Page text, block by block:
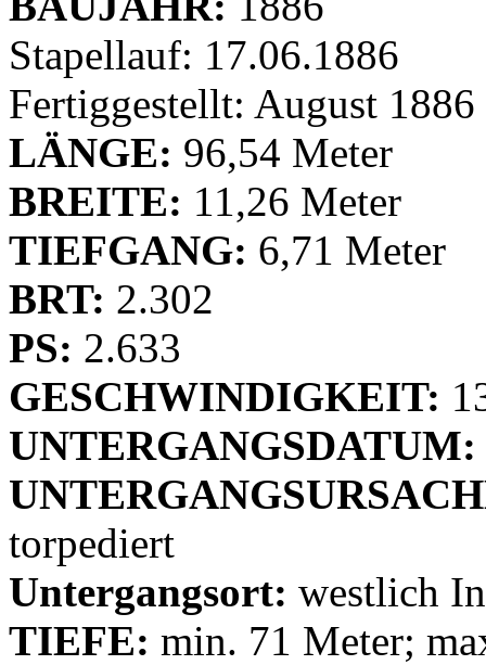
Stapellauf: 17.06.1886
Fertiggestellt: August 1886
LÄNGE: 96,54 Meter
BREITE: 11,26 Meter
TIEFGANG: 6,71 Meter
BRT: 2.302
PS: 2.633
GESCHWINDIGKEIT:
UNTERGANGSDATUM:
torpediert
Untergangsort: westlich
TIEFE: min. 71 Meter;